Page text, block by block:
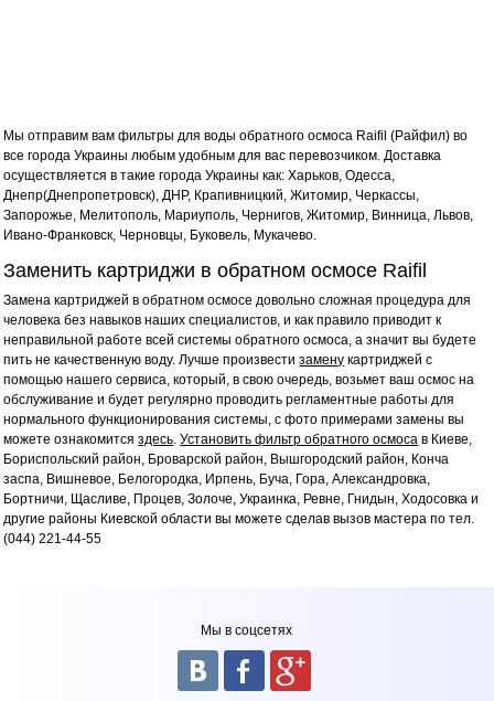
Мы отправим вам фильтры для воды обратного осмоса Raifil (Райфил) во
все города Украины любым удобным для вас перевозчиком. Доставка
осуществляется в такие города Украины как: Харьков, Одесса,
Днепр(Днепропетровск), ДНР, Крапивницкий, Житомир, Черкассы,
Запорожье, Мелитополь, Мариуполь, Чернигов, Житомир, Винница, Львов,
Ивано-Франковск, Черновцы, Буковель, Мукачево.
Заменить картриджи в обратном осмосе Raifil
Замена картриджей в обратном осмосе довольно сложная процедура для
человека без навыков наших специалистов, и как правило приводит к
неправильной работе всей системы обратного осмоса, а значит вы будете
пить не качественную воду. Лучше произвестизамену картриджей с
помощью нашего сервиса, который, в свою очередь, возьмет ваш осмос на
обслуживание и будет регулярно проводить регламентные работы для
нормального функционирования системы, с фото примерами замены вы
можете ознакомитсяздесь.Установить фильтр обратного осмоса в Киеве,
Бориспольский район, Броварской район, Вышгородский район, Конча
заспа, Вишневое, Белогородка, Ирпень, Буча, Гора, Александровка,
Бортничи, Щасливе, Процев, Золоче, Украинка, Ревне, Гнидын, Ходосовка и
другие районы Киевской области вы можете сделав вызов мастера по тел.
(044) 221-44-55
Мы в соцсетях